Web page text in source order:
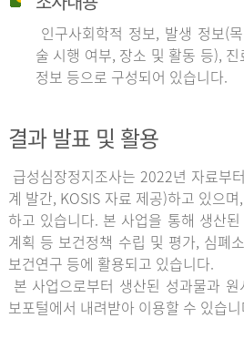
인구사회학적 정보, 발생 정보(
술 시행 여부, 장소 및 활동 등),
정보 등으로 구성되어 있습니다.
결과 발표 및 활용
급성심장정지조사는 2022년 자료부
계 발간, KOSIS 자료 제공)하고 있으
하고 있습니다. 본 사업을 통해 생산
계획 등 보건정책 수립 및 평가, 심폐
보건연구 등에 활용되고 있습니다.
본 사업으로부터 생산된 성과물과
보포털에서 내려받아 이용할 수 있습